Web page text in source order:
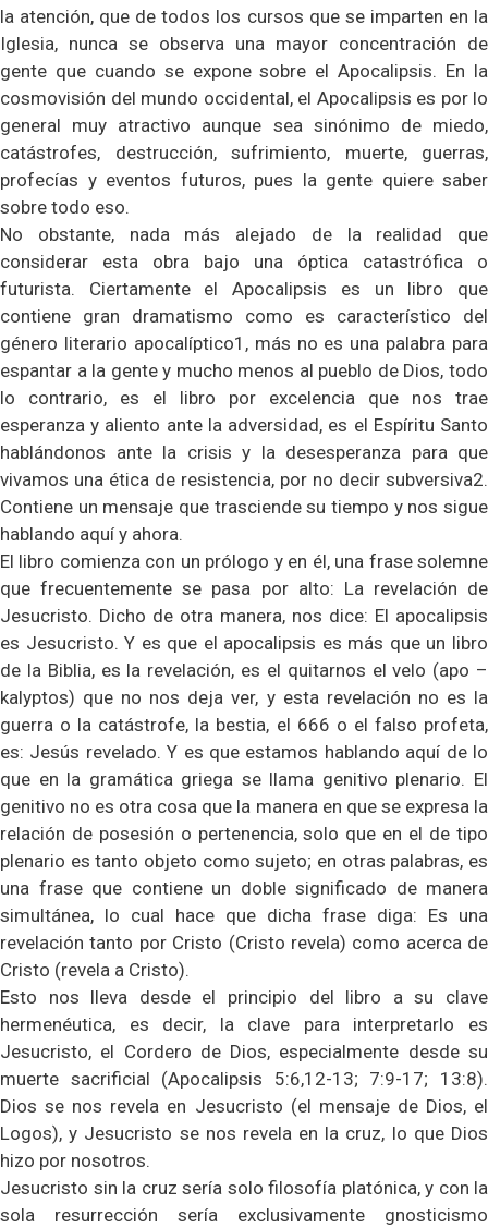
la atención, que de todos los cursos que se imparten en la
Iglesia, nunca se observa una mayor concentración de
gente que cuando se expone sobre el Apocalipsis. En la
cosmovisión del mundo occidental, el Apocalipsis es por lo
general muy atractivo aunque sea sinónimo de miedo,
catástrofes, destrucción, sufrimiento, muerte, guerras,
profecías y eventos futuros, pues la gente quiere saber
sobre todo eso.
No obstante, nada más alejado de la realidad que
considerar esta obra bajo una óptica catastrófica o
futurista. Ciertamente el Apocalipsis es un libro que
contiene gran dramatismo como es característico del
género literario apocalíptico1, más no es una palabra para
espantar a la gente y mucho menos al pueblo de Dios, todo
lo contrario, es el libro por excelencia que nos trae
esperanza y aliento ante la adversidad, es el Espíritu Santo
hablándonos ante la crisis y la desesperanza para que
vivamos una ética de resistencia, por no decir subversiva2.
Contiene un mensaje que trasciende su tiempo y nos sigue
hablando aquí y ahora.
El libro comienza con un prólogo y en él, una frase solemne
que frecuentemente se pasa por alto: La revelación de
Jesucristo. Dicho de otra manera, nos dice: El apocalipsis
es Jesucristo. Y es que el apocalipsis es más que un libro
de la Biblia, es la revelación, es el quitarnos el velo (apo –
kalyptos) que no nos deja ver, y esta revelación no es la
guerra o la catástrofe, la bestia, el 666 o el falso profeta,
es: Jesús revelado. Y es que estamos hablando aquí de lo
que en la gramática griega se llama genitivo plenario. El
genitivo no es otra cosa que la manera en que se expresa la
relación de posesión o pertenencia, solo que en el de tipo
plenario es tanto objeto como sujeto; en otras palabras, es
una frase que contiene un doble significado de manera
simultánea, lo cual hace que dicha frase diga: Es una
revelación tanto por Cristo (Cristo revela) como acerca de
Cristo (revela a Cristo).
Esto nos lleva desde el principio del libro a su clave
hermenéutica, es decir, la clave para interpretarlo es
Jesucristo, el Cordero de Dios, especialmente desde su
muerte sacrificial (Apocalipsis 5:6,12-13; 7:9-17; 13:8).
Dios se nos revela en Jesucristo (el mensaje de Dios, el
Logos), y Jesucristo se nos revela en la cruz, lo que Dios
hizo por nosotros.
Jesucristo sin la cruz sería solo filosofía platónica, y con la
sola resurrección sería exclusivamente gnosticismo